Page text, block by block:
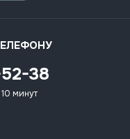
52-38
10 минут